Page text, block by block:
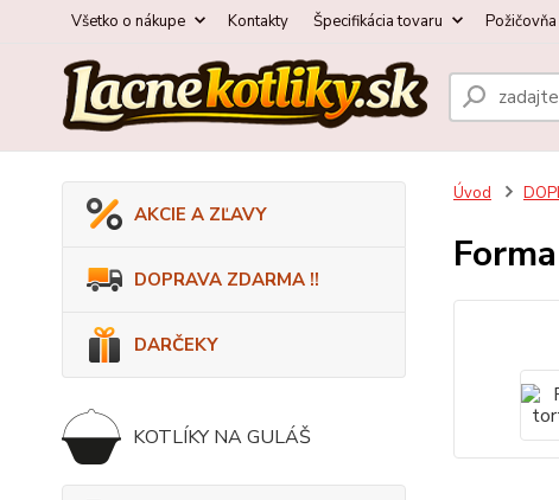
Všetko o nákupe Kontakty Špecifikácia tovaru Požičovňa
AKCIE A ZĽAVY
DOPRAVA ZDARMA !!
DARČEKY
KOTLÍKY NA GULÁŠ
Úvod